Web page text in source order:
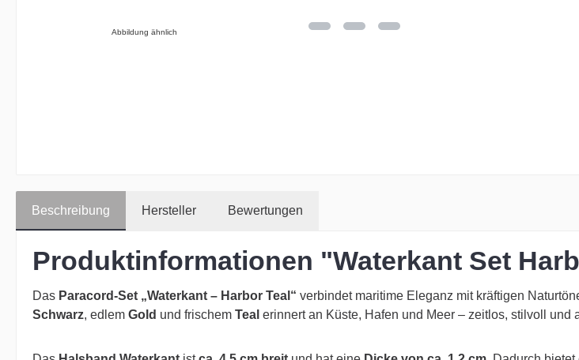
Abbildung ähnlich
Beschreibung Hersteller Bewertungen
Produktinformationen "Waterkant Set
Das Paracord-Set „Waterkant – Harbor Teal“ verbindet maritime Eleganz mit kräftigen
Schwarz, edlem Gold und frischem Teal erinnert an Küste, Hafen und Meer – zeitlos, stilvoll und